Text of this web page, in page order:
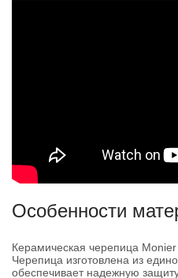
Особенности
Керамическая черепица Monier
Черепица изготовлена из
обеспечивает надежную